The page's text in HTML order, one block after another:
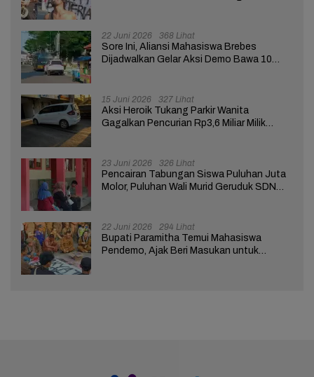
22 Juni 2026 368 Lihat
Sore Ini, Aliansi Mahasiswa Brebes
Dijadwalkan Gelar Aksi Demo Bawa 10
15 Juni 2026 327 Lihat
Aksi Heroik Tukang Parkir Wanita
Gagalkan Pencurian Rp3,6 Miliar Milik
23 Juni 2026 326 Lihat
Pencairan Tabungan Siswa Puluhan Juta
Molor, Puluhan Wali Murid Geruduk SDN
22 Juni 2026 294 Lihat
Bupati Paramitha Temui Mahasiswa
Pendemo, Ajak Beri Masukan untuk